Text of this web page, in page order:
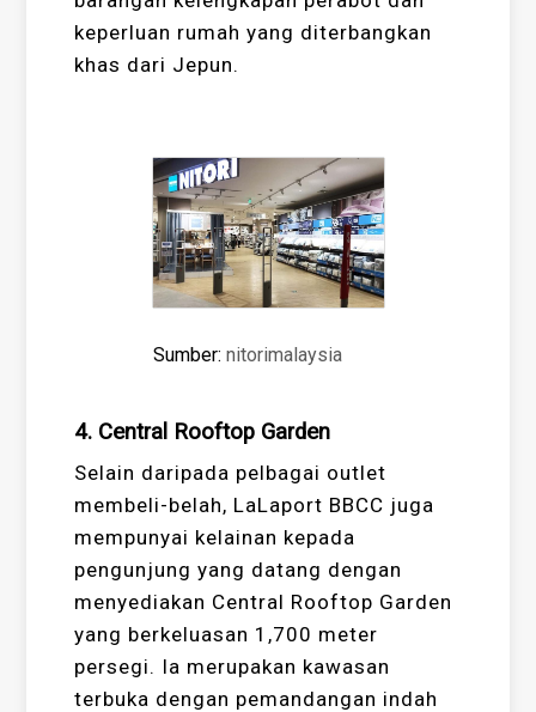
keperluan rumah yang diterbangkan
khas dari Jepun.
Sumber: nitorimalaysia
4. Central Rooftop Garden
Selain daripada pelbagai outlet
membeli-belah, LaLaport BBCC juga
mempunyai kelainan kepada
pengunjung yang datang dengan
menyediakan Central Rooftop Garden
yang berkeluasan 1,700 meter
persegi. Ia merupakan kawasan
terbuka dengan pemandangan indah